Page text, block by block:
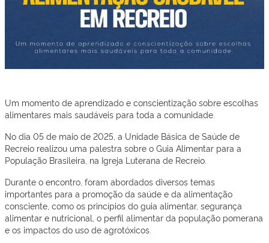
Um momento de aprendizado e conscientização sobre escolhas
alimentares mais saudáveis para toda a comunidade.
No dia 05 de maio de 2025, a Unidade Básica de Saúde de
Recreio realizou uma palestra sobre o Guia Alimentar para a
População Brasileira, na Igreja Luterana de Recreio.
Durante o encontro, foram abordados diversos temas
importantes para a promoção da saúde e da alimentação
consciente, como os princípios do guia alimentar, segurança
alimentar e nutricional, o perfil alimentar da população pomerana
e os impactos do uso de agrotóxicos.